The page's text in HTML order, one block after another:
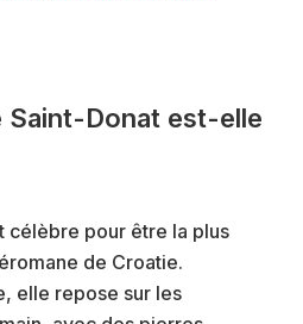
Saint-Donat est-elle
célèbre pour être la plus
de Croatie.
elle repose sur les